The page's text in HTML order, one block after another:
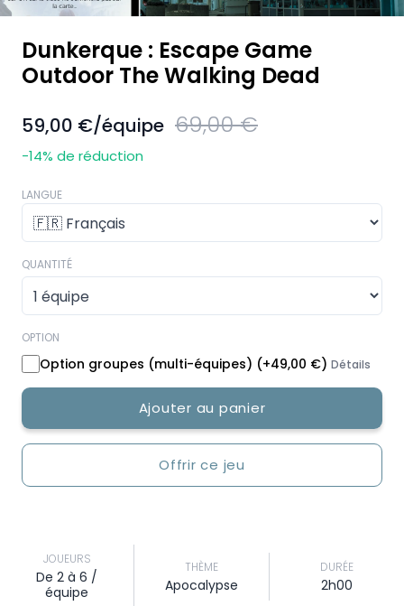
Dunkerque : Escape Game
Outdoor The Walking Dead
59,00 €/équipe 69,00 €
-14% de réduction
LANGUE
QUANTITÉ
OPTION
Option groupes (multi-équipes) (+49,00 €) Détails
Ajouter au panier
Offrir ce jeu
JOUEURS
De 2 à 6 /
équipe
THÈME
Apocalypse
DURÉE
2h00